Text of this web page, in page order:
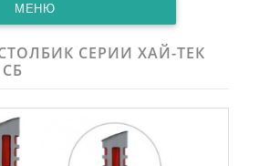
МЕНЮ
СЕРИИ ХАЙ-ТЕК